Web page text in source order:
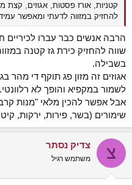
קטניות, אורז פסטות, אגוזים, קצת
להחזיק במזווה לדעתי ומאפשר
הרבה אנשים כבר עברו לכיריים
שווה להחזיק כירת גז קטנה
בשבילה.
אגוזים זה מזון פג תוקף די מהר
לשמור במקפיא והופך לא רלוונטי.
אבל אפשר להכין מלאי "מנות
שימורים (בשר, פירות, ירקות,
צ צדיק נסתר
משתמש רגיל